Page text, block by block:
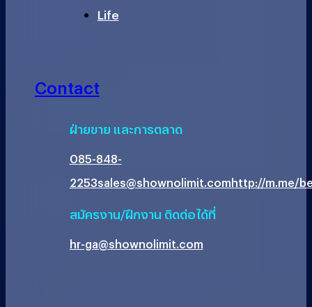
Life
Contact
ฝ่ายขาย และการตลาด
085-848-
2253sales@shownolimit.comhttp://m.me/
สมัครงาน/ฝึกงาน ติดต่อได้ที่
hr-ga@shownolimit.com